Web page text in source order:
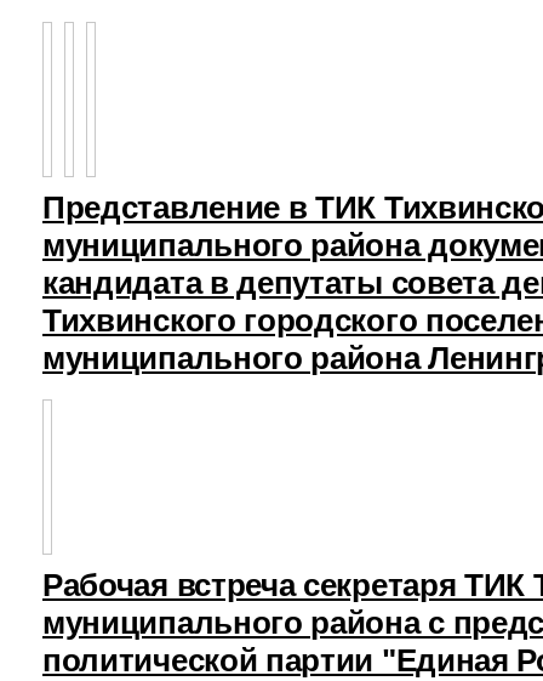
Представление в ТИК
муниципального района
кандидата в депутаты совета
Тихвинского городского
муниципального района
Рабочая встреча секретаря ТИК
муниципального района с
политической партии "Единая